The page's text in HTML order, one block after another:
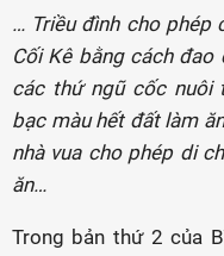
… Triều đình cho phép
Cối Kê bằng cách đao
các thứ ngũ cốc nuôi
bạc màu hết đất làm
nhà vua cho phép di
ăn…
Trong bản thứ 2 của